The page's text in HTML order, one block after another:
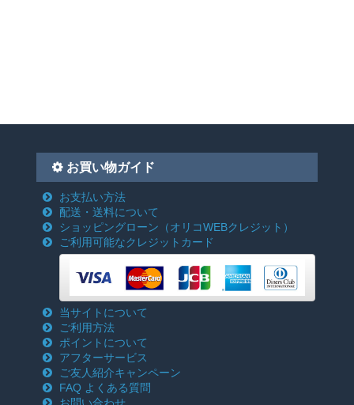
お買い物ガイド
お支払い方法
配送・送料について
ショッピングローン （オリコWEBクレジット）
ご利用可能なクレジットカード
当サイトについて
ご利用方法
ポイントについて
アフターサービス
ご友人紹介キャンペーン
FAQ よくある質問